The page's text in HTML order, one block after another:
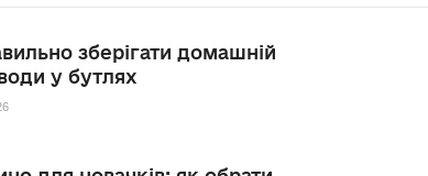
зберігати домашній
у бутлях